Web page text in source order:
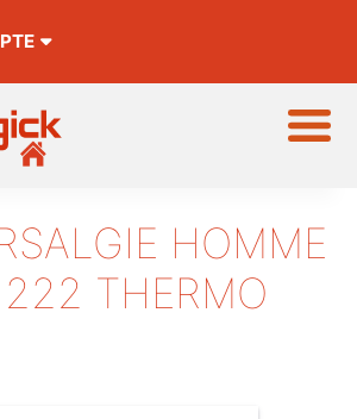
HOMME
THERMO